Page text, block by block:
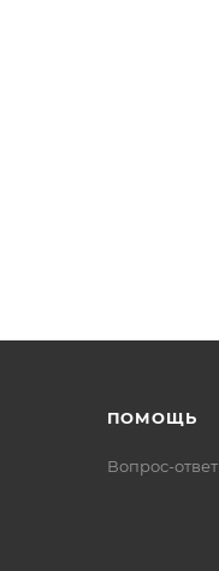
ПОМОЩЬ
Вопрос-ответ